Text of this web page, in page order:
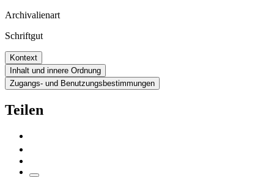
Archivalienart
Schriftgut
Kontext
Inhalt und innere Ordnung
Zugangs- und Benutzungsbestimmungen
Teilen